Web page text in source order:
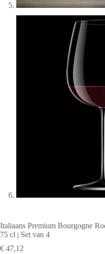
Italiaans Premium Bourgogne
75 cl | Set van 4
€ 47,12